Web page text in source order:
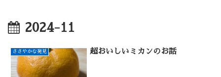
2024-11
ささやかな発見 超おいしいミカンのお話